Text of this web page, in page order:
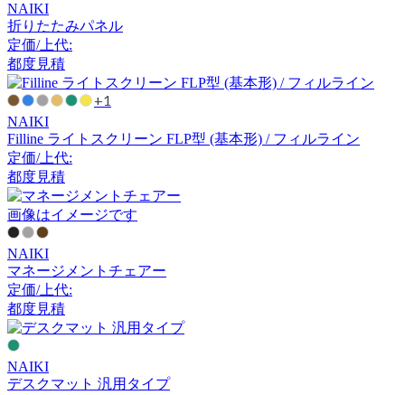
Astep
アステップ
AZUMAYA
アズマヤ
B-LINE
ビーライン
B.C. SAN MICHELE
NAIKI
折りたたみパネル
定価/上代:
都度見積
+1
NAIKI
Filline ライトスクリーン FLP型 (基本形) / フィルライン
定価/上代:
都度見積
画像はイメージです
NAIKI
マネージメントチェアー
定価/上代:
都度見積
NAIKI
デスクマット 汎用タイプ